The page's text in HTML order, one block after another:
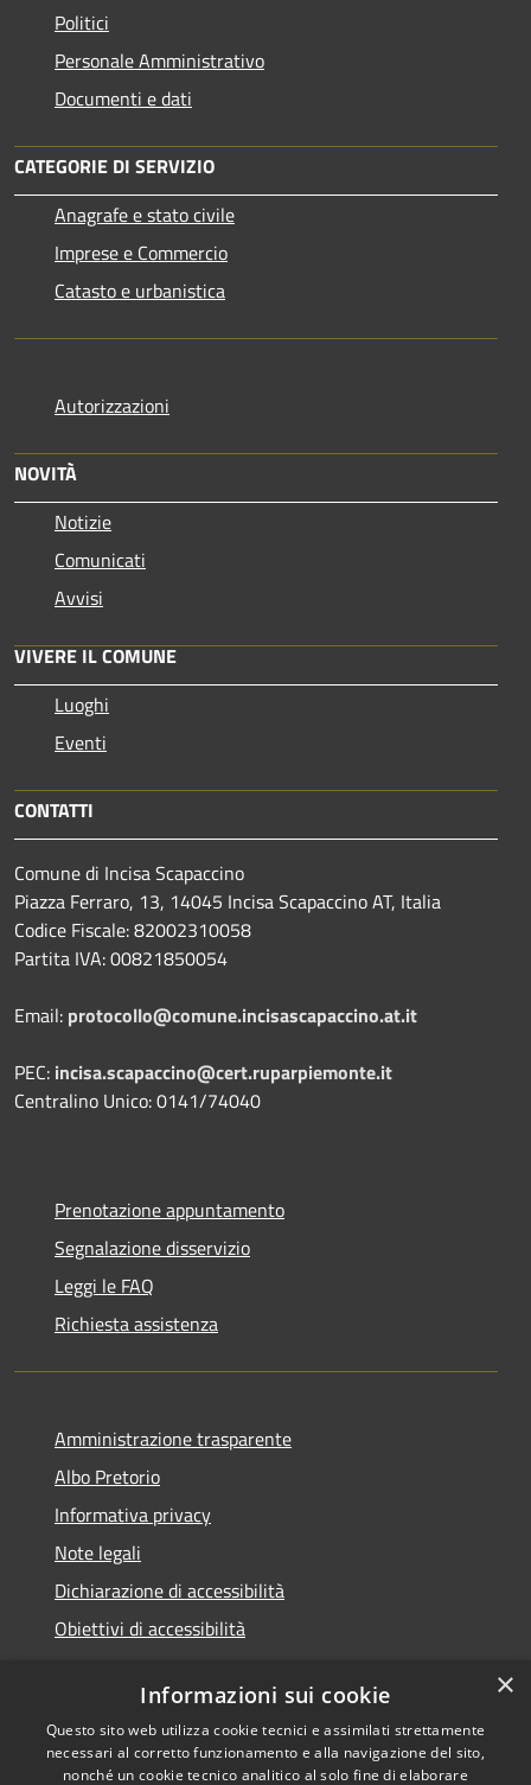
Politici
Personale Amministrativo
Documenti e dati
CATEGORIE DI SERVIZIO
Anagrafe e stato civile
Imprese e Commercio
Catasto e urbanistica
Autorizzazioni
NOVITÀ
Notizie
Comunicati
Avvisi
VIVERE IL COMUNE
Luoghi
Eventi
CONTATTI
Comune di Incisa Scapaccino
Piazza Ferraro, 13, 14045 Incisa Scapaccino AT, Italia
Codice Fiscale: 82002310058
Partita IVA: 00821850054
Email: protocollo@comune.incisascapaccino.at.it
PEC: incisa.scapaccino@cert.ruparpiemonte.it
Centralino Unico: 0141/74040
Prenotazione appuntamento
Segnalazione disservizio
Leggi le FAQ
Richiesta assistenza
Amministrazione trasparente
Albo Pretorio
Informativa privacy
Note legali
Dichiarazione di accessibilità
Obiettivi di accessibilità
RSS
Accessibilità
Comune convenzionato
Astigov
×
Informazioni sui cookie
Questo sito web utilizza cookie tecnici e assimilati strettamente
necessari al corretto funzionamento e alla navigazione del sito,
nonché un cookie tecnico analitico al solo fine di elaborare